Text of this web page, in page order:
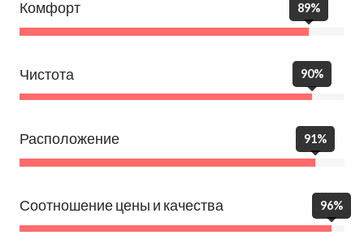
Комфорт 89%
Чистота 90%
Расположение 91%
Соотношение цены и качества 96%